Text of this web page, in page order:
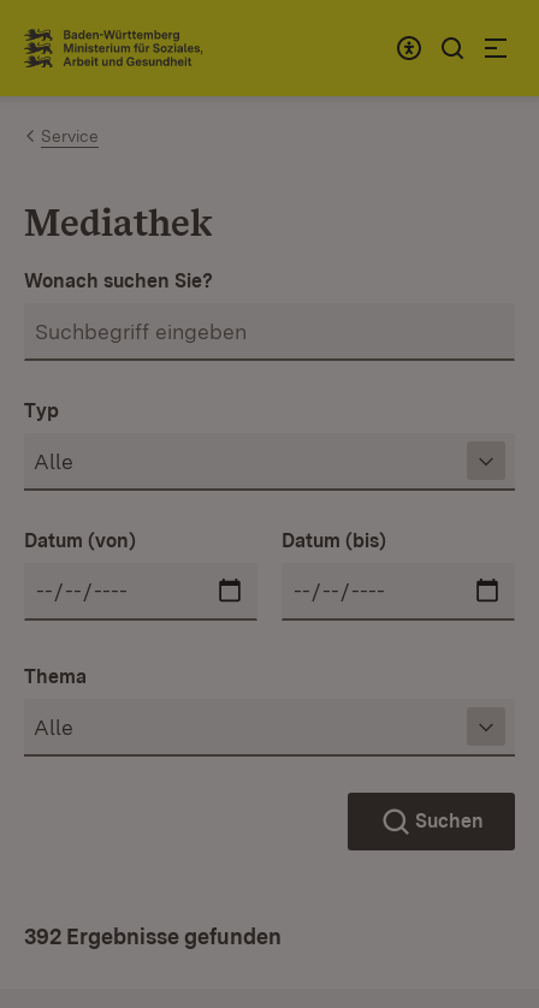
Zum Inhalt springen
Link zur Startseite
Service
Mediathek
Wonach suchen Sie?
Typ
Datum (von) Datum (bis)
Thema
Suchen
392 Ergebnisse gefunden